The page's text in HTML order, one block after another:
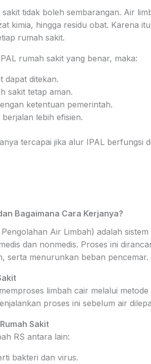
tidak boleh sembarangan. Air
kimia, hingga residu obat. Karena
rumah sakit.
rumah sakit yang benar, maka:
dapat ditekan.
sakit tetap aman.
ketentuan pemerintah.
lebih efisien.
tercapai jika alur IPAL berfungsi
Bagaimana Cara Kerjanya?
Air Limbah) adalah
dan nonmedis. Proses ini
serta menurunkan beban pencemar.
limbah cair melalui
proses ini sebelum air
Sakit
RS antara lain:
bakteri dan virus.